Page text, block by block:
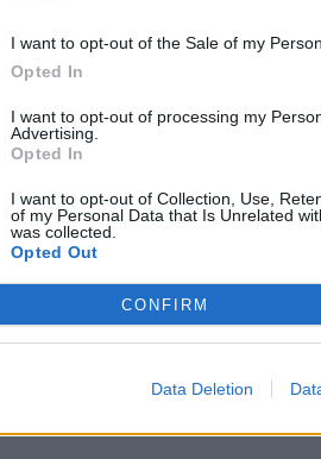
I want to opt-out of the Sale of my
Opted In
I want to opt-out of processing my
Advertising.
Opted In
I want to opt-out of Collection, Use,
of my Personal Data that Is Unrelated
was collected.
Opted Out
CONFIRM
Data Deletion